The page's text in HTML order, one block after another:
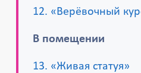
12. «Верёвочный
В помещении
13. «Живая статуя»